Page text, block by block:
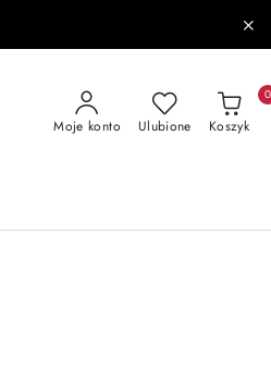
Moje konto Ulubione Koszyk
0